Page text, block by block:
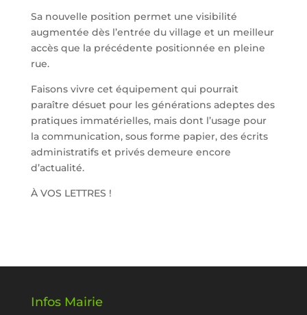
Sa nouvelle position permet une visibilité
augmentée dès l’entrée du village et un meilleur
accès que la précédente positionnée en pleine
rue.
Faisons vivre cet équipement qui pourrait
paraître désuet pour les générations adeptes des
pratiques immatérielles, mais dont l’usage pour
la communication, sous forme papier, des écrits
administratifs et privés demeure encore
d’actualité.
À VOS LETTRES !
Infos Mairie